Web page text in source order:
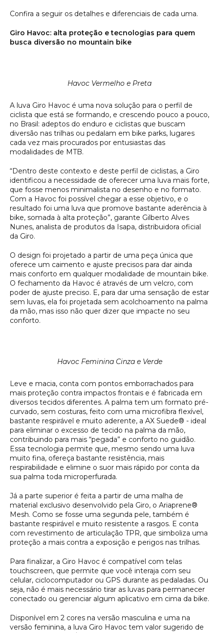
Confira a seguir os detalhes e diferenciais de cada uma.
Giro Havoc: alta proteção e tecnologias para quem
busca diversão no mountain bike
Havoc Vermelho e Preta
A luva Giro Havoc é uma nova solução para o perfil de
ciclista que está se formando, e crescendo pouco a pouco,
no Brasil: adeptos do enduro e ciclistas que buscam
diversão nas trilhas ou pedalam em bike parks, lugares
cada vez mais procurados por entusiastas das
modalidades de MTB.
“Dentro deste contexto e deste perfil de ciclistas, a Giro
identificou a necessidade de oferecer uma luva mais forte,
que fosse menos minimalista no desenho e no formato.
Com a Havoc foi possível chegar a esse objetivo, e o
resultado foi uma luva que promove bastante aderência à
bike, somada à alta proteção”, garante Gilberto Alves
Nunes, analista de produtos da Isapa, distribuidora oficial
da Giro.
O design foi projetado a partir de uma peça única que
oferece um caimento e ajuste precisos para dar ainda
mais conforto em qualquer modalidade de mountain bike.
O fechamento da Havoc é através de um velcro, com
poder de ajuste preciso. E, para dar uma sensação de estar
sem luvas, ela foi projetada sem acolchoamento na palma
da mão, mas isso não quer dizer que impacte no seu
conforto.
Havoc Feminina Cinza e Verde
Leve e macia, conta com pontos emborrachados para
mais proteção contra impactos frontais e é fabricada em
diversos tecidos diferentes. A palma tem um formato pré-
curvado, sem costuras, feito com uma microfibra flexível,
bastante respirável e muito aderente, a AX Suede® - ideal
para eliminar o excesso de tecido na palma da mão,
contribuindo para mais “pegada” e conforto no guidão.
Essa tecnologia permite que, mesmo sendo uma luva
muito fina, ofereça bastante resistência, mais
respirabilidade e elimine o suor mais rápido por conta da
sua palma toda microperfurada.
Já a parte superior é feita a partir de uma malha de
material exclusivo desenvolvido pela Giro, o Ariaprene®
Mesh. Como se fosse uma segunda pele, também é
bastante respirável e muito resistente a rasgos. E conta
com revestimento de articulação TPR, que simboliza uma
proteção a mais contra a exposição e perigos nas trilhas.
Para finalizar, a Giro Havoc é compatível com telas
touchscreen, que permite que você interaja com seu
celular, ciclocomputador ou GPS durante as pedaladas. Ou
seja, não é mais necessário tirar as luvas para permanecer
conectado ou gerenciar algum aplicativo em cima da bike.
Disponível em 2 cores na versão masculina e uma na
versão feminina, a luva Giro Havoc tem valor sugerido de